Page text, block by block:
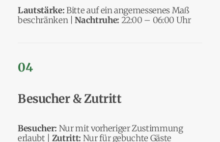
Lautstärke:Bitte auf ein angemessenes Maß
beschränken |Nachtruhe: 22:00 – 06:00 Uhr
04
Besucher & Zutritt
Besucher: Nur mit vorheriger Zustimmung
erlaubt | Zutritt: Nur für gebuchte Gäste